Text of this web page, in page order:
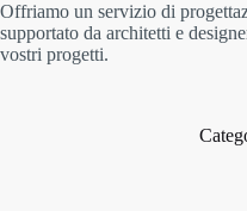
Offriamo un servizio di
supportato da architetti e
vostri progetti.